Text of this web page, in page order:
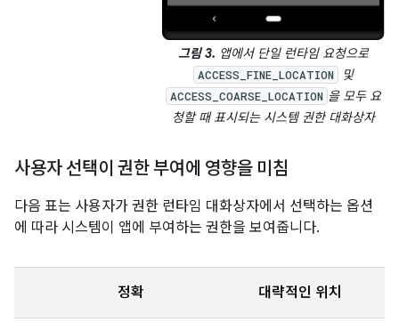
그림 3. 앱에서 단일 런타임 요청으로
ACCESS_FINE_LOCATION 및
ACCESS_COARSE_LOCATION 을 모두 요
청할 때 표시되는 시스템 권한 대화상자
사용자 선택이 권한 부여에 영향을 미침
다음 표는 사용자가 권한 런타임 대화상자에서 선택하는 옵션
에 따라 시스템이 앱에 부여하는 권한을 보여줍니다.
정확 대략적인 위치